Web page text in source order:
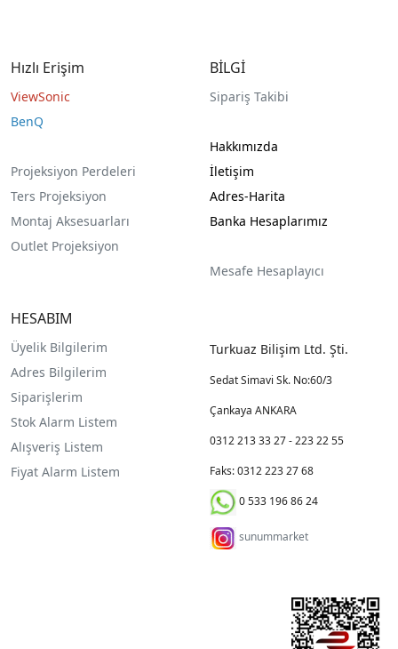
Hızlı Erişim
ViewSonic
BenQ
Projeksiyon Perdeleri
Ters Projeksiyon
Montaj Aksesuarları
Outlet Projeksiyon
BİLGİ
Sipariş Takibi
Hakkımızda
İletişim
Adres-Harita
Banka Hesaplarımız
Mesafe Hesaplayıcı
HESABIM
Üyelik Bilgilerim
Adres Bilgilerim
Siparişlerim
Stok Alarm Listem
Alışveriş Listem
Fiyat Alarm Listem
Turkuaz Bilişim Ltd. Şti.
Sedat Simavi Sk. No:60/3
Çankaya ANKARA
0312 213 33 27 - 223 22 55
Faks: 0312 223 27 68
0 533 196 86 24
sunummarket